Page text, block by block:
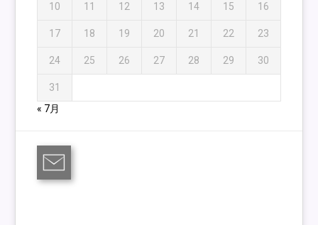
10 11 12 13 14 15 16
17 18 19 20 21 22 23
24 25 26 27 28 29 30
31
« 7月